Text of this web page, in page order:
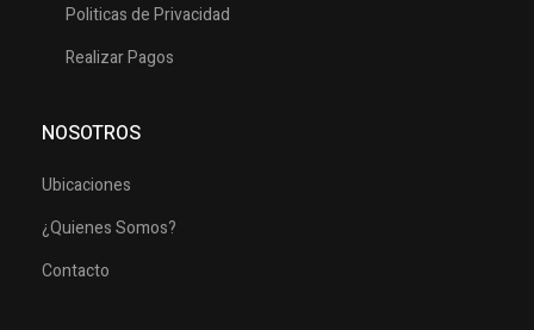
Politicas de Privacidad
Realizar Pagos
NOSOTROS
Ubicaciones
¿Quienes Somos?
Contacto